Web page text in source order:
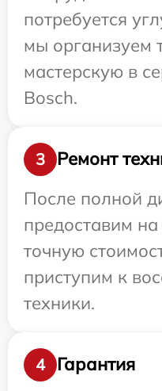
потребуется
мы организуем
мастерскую в
Bosch.
3
Ремонт
После полной
предоставим
точную
приступим к
техники.
4
Гарантия